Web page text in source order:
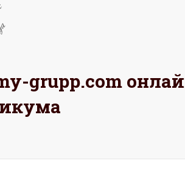
grupp.comРАССЧИТАЙТЕ